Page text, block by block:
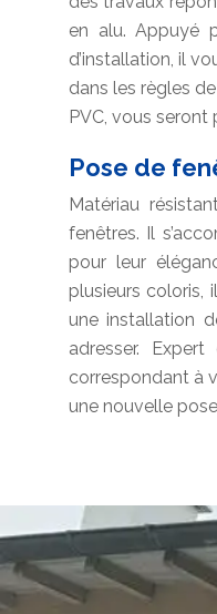
en alu. Appuyé
d’installation, il
dans les règles
PVC, vous
Pose de
Matériau
fenêtres. Il
pour leur
plusieurs coloris,
une installation
adresser.
correspondant à
une nouvelle